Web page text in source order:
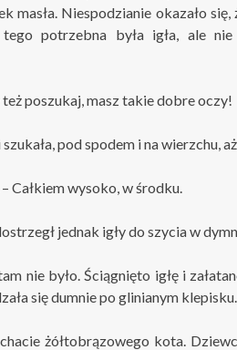
masła. Niespodzianie okazało
potrzebna była igła, ale
poszukaj, masz takie dobre oczy!
pod spodem i na wierzchu,
Całkiem wysoko, w środku.
jednak igły do szycia w
nie było. Ściągnięto igłę i
się dumnie po glinianym klepisku.
żółtobrązowego kota.